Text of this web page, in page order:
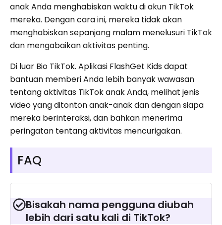
anak Anda menghabiskan waktu di akun TikTok
mereka. Dengan cara ini, mereka tidak akan
menghabiskan sepanjang malam menelusuri TikTok
dan mengabaikan aktivitas penting.
Di luar Bio TikTok. Aplikasi FlashGet Kids dapat
bantuan memberi Anda lebih banyak wawasan
tentang aktivitas TikTok anak Anda, melihat jenis
video yang ditonton anak-anak dan dengan siapa
mereka berinteraksi, dan bahkan menerima
peringatan tentang aktivitas mencurigakan.
FAQ
Bisakah nama pengguna diubah
lebih dari satu kali di TikTok?